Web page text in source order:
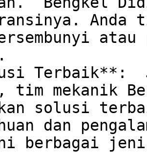
Anda
Terbaik**:
tim mekanik
solusi
dan
berbagai